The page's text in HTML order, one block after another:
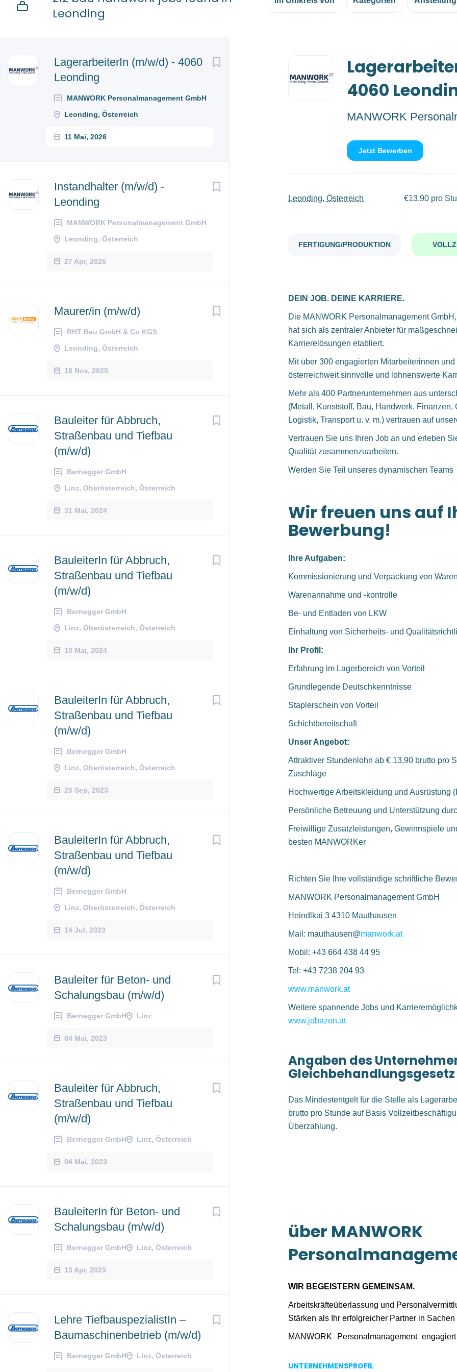
Leonding
LagerarbeiterIn (m/w/d) - 4060
Leonding
MANWORK Personalmanagement GmbH
Leonding, Österreich
11 Mai, 2026
Instandhalter (m/w/d) -
Leonding
MANWORK Personalmanagement GmbH
Leonding, Österreich
27 Apr, 2026
Maurer/in (m/w/d)
RHT Bau GmbH & Co KGS
Leonding, Österreich
18 Nov, 2025
Bauleiter für Abbruch,
Straßenbau und Tiefbau
(m/w/d)
Bernegger GmbH
Linz, Oberösterreich, Österreich
31 Mai, 2024
BauleiterIn für Abbruch,
Straßenbau und Tiefbau
(m/w/d)
Bernegger GmbH
Linz, Oberösterreich, Österreich
10 Mai, 2024
BauleiterIn für Abbruch,
Straßenbau und Tiefbau
(m/w/d)
Bernegger GmbH
Linz, Oberösterreich, Österreich
25 Sep, 2023
BauleiterIn für Abbruch,
Straßenbau und Tiefbau
(m/w/d)
Bernegger GmbH
Linz, Oberösterreich, Österreich
14 Jul, 2023
Bauleiter für Beton- und
Schalungsbau (m/w/d)
Bernegger GmbH Linz
04 Mai, 2023
Bauleiter für Abbruch,
Straßenbau und Tiefbau
(m/w/d)
Bernegger GmbH Linz, Österreich
04 Mai, 2023
BauleiterIn für Beton- und
Schalungsbau (m/w/d)
Bernegger GmbH Linz, Österreich
13 Apr, 2023
Lehre TiefbauspezialistIn –
Baumaschinenbetrieb (m/w/d)
Bernegger GmbH Linz, Österreich
list
4060
MANWORK
Jetzt Bewerben
Leonding, Österreich €13,90 pro
FERTIGUNG/PRODUKTION
DEIN JOB. DEINE KARRIERE.
Die MANWORK Personalmanagement
hat sich als zentraler Anbieter für
Karrierelösungen etabliert.
Mit über 300 engagierten Mitarbeiterinnen
österreichweit sinnvolle und lohnenswerte
Mehr als 400 Partnerunternehmen aus
(Metall, Kunststoff, Bau, Handwerk, Finanzen,
Logistik, Transport u. v. m.) vertrauen auf
Vertrauen Sie uns Ihren Job an und erleben
Qualität zusammenzuarbeiten.
Werden Sie Teil unseres dynamischen Teams
Wir freuen uns auf
Bewerbung!
Ihre Aufgaben:
Kommissionierung und Verpackung von Waren
Warenannahme und -kontrolle
Be- und Entladen von LKW
Einhaltung von Sicherheits- und
Ihr Profil:
Erfahrung im Lagerbereich von Vorteil
Grundlegende Deutschkenntnisse
Staplerschein von Vorteil
Schichtbereitschaft
Unser Angebot:
Attraktiver Stundenlohn ab € 13,90 brutto pro
Zuschläge
Hochwertige Arbeitskleidung und Ausrüstung
Persönliche Betreuung und Unterstützung
Freiwillige Zusatzleistungen, Gewinnspiele
besten MANWORKer
Richten Sie Ihre vollständige schriftliche
MANWORK Personalmanagement GmbH
Heindlkai 3 4310 Mauthausen
Mail: mauthausen@manwork.at
Mobil: +43 664 438 44 95
Tel: +43 7238 204 93
www.manwork.at
Weitere spannende Jobs und
www.jobazon.at
Angaben des
Gleichbehandlungsgesetz
Das Mindestentgelt für die Stelle als
brutto pro Stunde auf Basis
Überzahlung.
über MANWORK
WIR BEGEISTERN GEMEINSAM.
Arbeitskräfteüberlassung und
Stärken als Ihr erfolgreicher Partner in
MANWORK Personalmanagement
MANWORK Personalmanagement
UNTERNEHMENSPROFIL